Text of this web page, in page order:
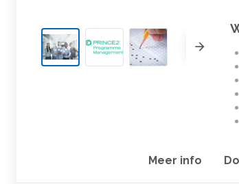
Meer info